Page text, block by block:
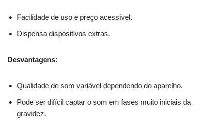
Facilidade de uso e preço acessível.
Dispensa dispositivos extras.
Desvantagens:
Qualidade de som variável dependendo do aparelho.
Pode ser difícil captar o som em fases muito iniciais da
gravidez.